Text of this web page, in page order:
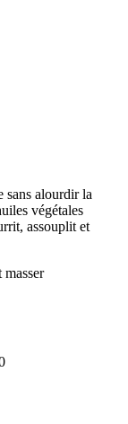
sans alourdir la
végétales
assouplit et